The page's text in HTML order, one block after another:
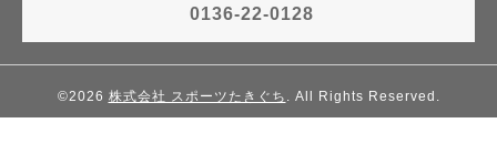
0136-22-0128
©2026 株式会社 スポーツたきぐち . All Rights Reserved.